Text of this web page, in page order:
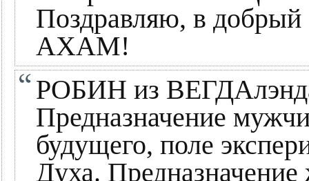
Поздравляю, в
АХАМ!
РОБИН из
Предназначение
будущего, поле
Духа.